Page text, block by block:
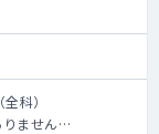
科）
ません